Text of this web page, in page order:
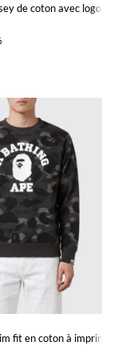
de coton avec logo
iconique
fit en coton à